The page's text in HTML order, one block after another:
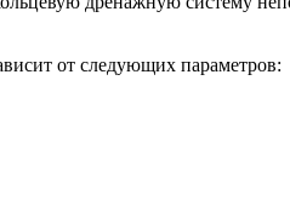
от следующих параметров: